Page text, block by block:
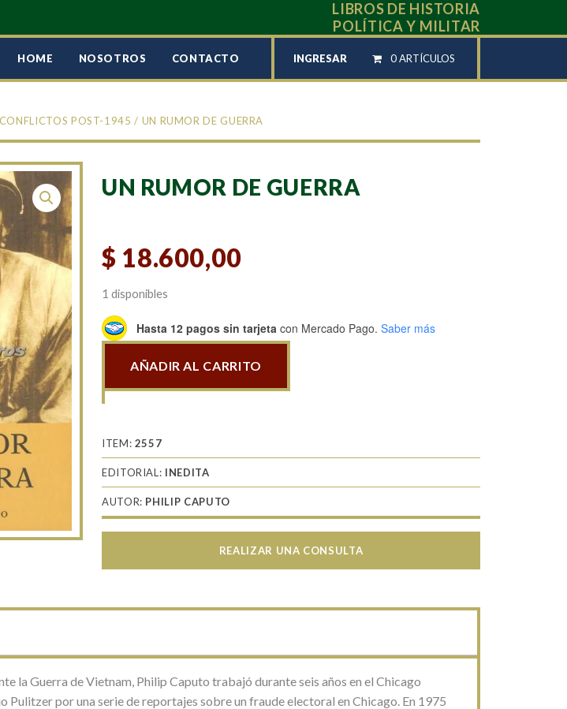
LIBROS DE HISTORIA
POLÍTICA Y MILITAR
HOME NOSOTROS CONTACTO INGRESAR 0 ARTÍCULOS
CONFLICTOS POST-1945 / UN RUMOR DE GUERRA
UN RUMOR DE GUERRA
$ 18.600,00
1 disponibles
Hasta 12 pagos sin tarjeta con Mercado Pago. Saber más
rumor
guerra
cantidad
AÑADIR AL CARRITO
ITEM: 2557
EDITORIAL: INEDITA
AUTOR: PHILIP CAPUTO
REALIZAR UNA CONSULTA
la Guerra de Vietnam, Philip Caputo trabajó durante seis años en el Chicago
Pulitzer por una serie de reportajes sobre un fraude electoral en Chicago. En 1975